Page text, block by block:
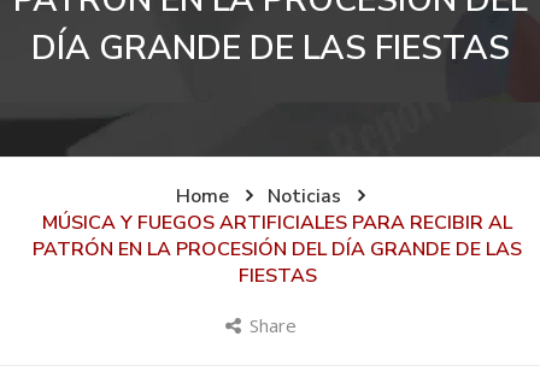
DÍA GRANDE DE LAS FIESTAS
Home
Noticias
MÚSICA Y FUEGOS ARTIFICIALES PARA RECIBIR AL
PATRÓN EN LA PROCESIÓN DEL DÍA GRANDE DE LAS
FIESTAS
Share